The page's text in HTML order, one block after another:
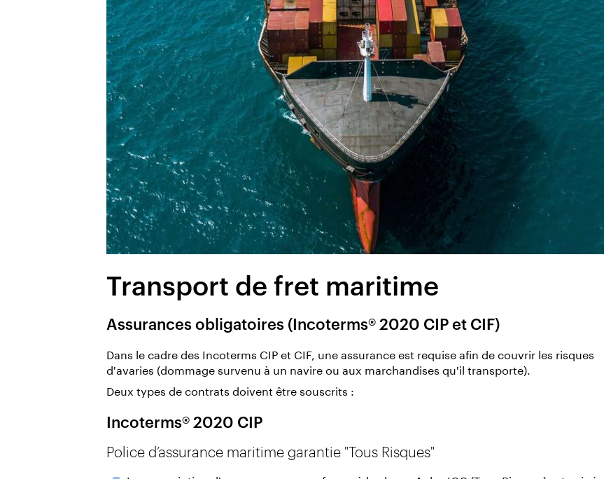
Transport de fret maritime
Assurances obligatoires (Incoterms® 2020 CIP et CIF)
Dans le cadre des Incoterms CIP et CIF, une assurance est requise afin de couvrir les risques
d'avaries (dommage survenu à un navire ou aux marchandises qu'il transporte).
Deux types de contrats doivent être souscrits :
Incoterms® 2020 CIP
Police d’assurance maritime garantie "Tous Risques"